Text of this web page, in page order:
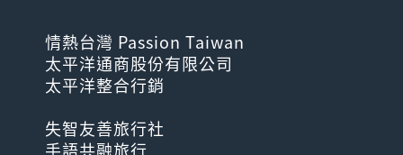
情熱台灣 Passion Taiwan
太平洋通商股份有限公司
太平洋整合行銷
失智友善旅行社
手語共融旅行